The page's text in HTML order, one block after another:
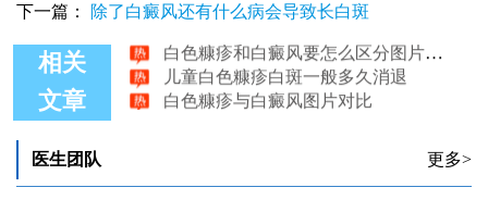
下一篇： 除了白癜风还有什么病会导致长白斑
相关
文章
白癜风和白色糠疹图片对比
儿童白色糠疹白斑一般多久消退
白色糠疹与白癜风图片对比
医生团队 更多>